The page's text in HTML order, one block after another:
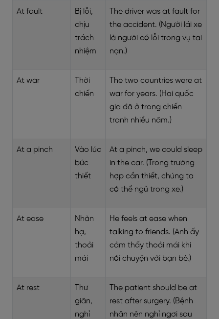
At fault
Bị lỗi,
chịu
trách
nhiệm
The driver was at fault for
the accident. (Người lái xe
là người có lỗi trong vụ tai
nạn.)
At war
Thời
chiến
The two countries were at
war for years. (Hai quốc
gia đã ở trong chiến
tranh nhiều năm.)
At a pinch
Vào lúc
bức
thiết
At a pinch, we could sleep
in the car. (Trong trường
hợp cần thiết, chúng ta
có thể ngủ trong xe.)
At ease
Nhàn
hạ,
thoải
mái
He feels at ease when
talking to friends. (Anh ấy
cảm thấy thoải mái khi
nói chuyện với bạn bè.)
At rest
Thư
giãn,
nghỉ
The patient should be at
rest after surgery. (Bệnh
nhân nên nghỉ ngơi sau